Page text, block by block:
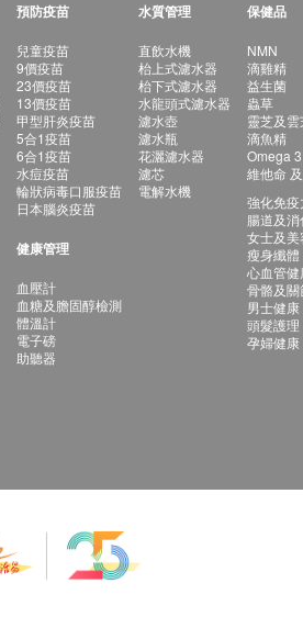
預防疫苗
兒童疫苗
9價疫苗
23價疫苗
13價疫苗
甲型肝炎疫苗
5合1疫苗
6合1疫苗
水痘疫苗
輪狀病毒口服疫苗
日本腦炎疫苗
健康管理
血壓計
血糖及膽固醇檢測
體溫計
電子磅
助聽器
水質管理
直飲水機
枱上式濾水器
枱下式濾水器
水龍頭式濾水器
濾水壺
濾水瓶
花灑濾水器
濾芯
電解水機
保健品
NMN
滴雞精
益生菌
蟲草
靈芝及雲
滴魚精
Omega 3
維他命
強化免疫
腸道及
女士及美
瘦身纖體
心血管健
骨骼及
男士健康
頭髮護理
孕婦健康